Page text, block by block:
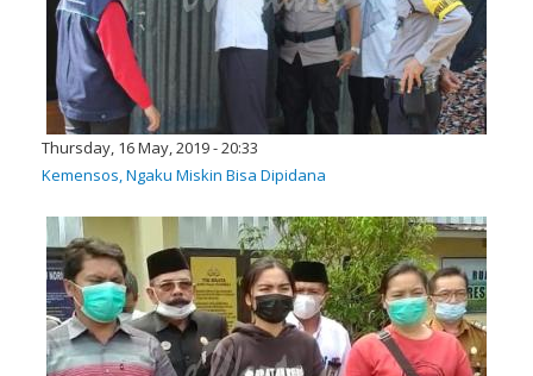
Thursday, 16 May, 2019 - 20:33
Kemensos, Ngaku Miskin Bisa Dipidana